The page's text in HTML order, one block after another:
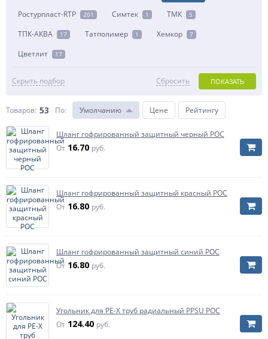
Ростурпласт-RTP 201 Симтек 1 ТМК 5
ТПК-АКВА 17 Татполимер 1 Хемкор 7
Цветлит 17
Скрыть подбор ПОКАЗАТЬ
Сбросить
Товаров: 53 По: Умолчанию Цене Рейтингу
Шланг гофрированный защитный черный РОС
От 16.70 руб.
Шланг гофрированный защитный красный РОС
От 16.80 руб.
Шланг гофрированный защитный синий РОС
От 16.80 руб.
Угольник для PE-X труб радиальный PPSU РОС
От 124.40 руб.